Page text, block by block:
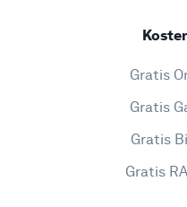
Gratis
Gratis
Gratis
Gratis